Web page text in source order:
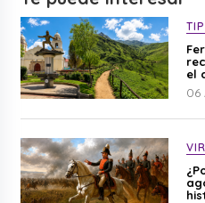
el
06